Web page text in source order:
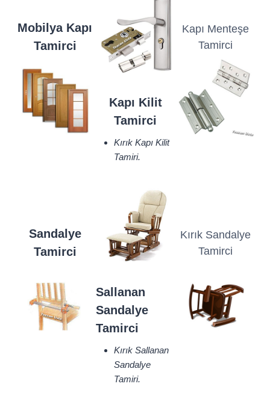
Mobilya Kapı
Tamirci
Kapı Kilit
Tamirci
Kırık Kapı Kilit
Tamiri.
Kapı Menteşe
Tamirci
Sandalye
Tamirci
Sallanan
Sandalye
Tamirci
Kırık Sallanan
Sandalye
Tamiri.
Kırık Sandalye
Tamirci